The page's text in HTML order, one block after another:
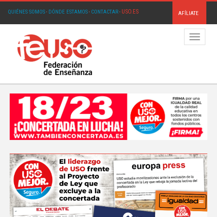
QUIÉNES SOMOS· DÓNDE ESTAMOS· CONTACTAR· USO.ES AFÍLIATE
Menú